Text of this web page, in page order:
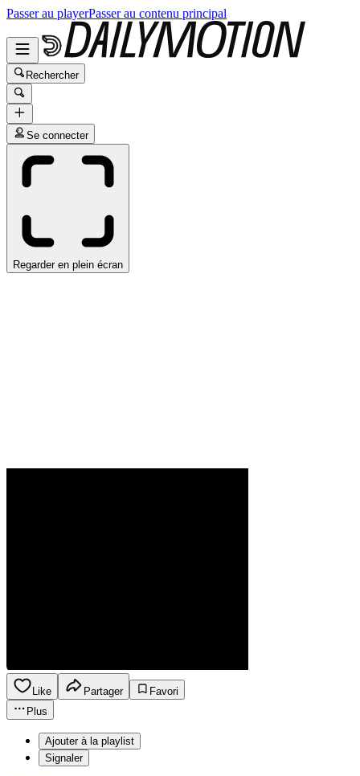
Passer au playerPasser au contenu principal
Rechercher
Se connecter
Regarder en plein écran
Like Partager
Favori
Plus
Ajouter à la playlist
Signaler